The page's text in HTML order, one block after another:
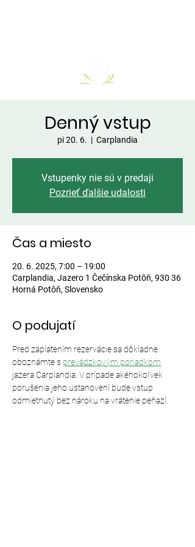
Denný vstup
pi 20. 6.
  |
Carplandia
Vstupenky nie sú v predaji
Pozrieť ďalšie udalosti
Čas a miesto
20. 6. 2025, 7:00 – 19:00
Carplandia, Jazero 1 Čečínska Potôň, 930 36
Horná Potôň, Slovensko
O podujatí
Pred zaplatením rezervácie sa dôkladne
oboznámte s prevádzkovým poriadkom
jazera Carplandia. V prípade akéhokoľvek
porušenia jeho ustanovení bude vstup
odmietnutý bez nároku na vrátenie peňazí.